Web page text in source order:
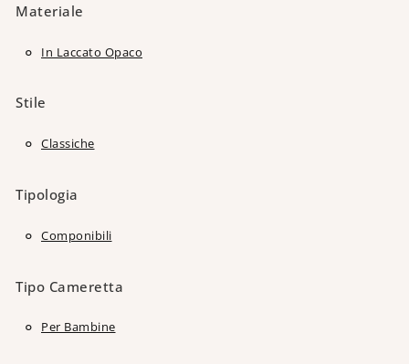
Materiale
In Laccato Opaco
Stile
Classiche
Tipologia
Componibili
Tipo Cameretta
Per Bambine